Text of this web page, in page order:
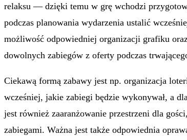
relaksu — dzięki temu w grę wchodzi
podczas planowania wydarzenia ustalić
możliwość odpowiedniej organizacji grafiku
dowolnych zabiegów z oferty podczas
Ciekawą formą zabawy jest np. organizacja
wcześniej, jakie zabiegi będzie wykonywał, a
jest również zaaranżowanie przestrzeni dla
zabiegami. Ważna jest także odpowiednia